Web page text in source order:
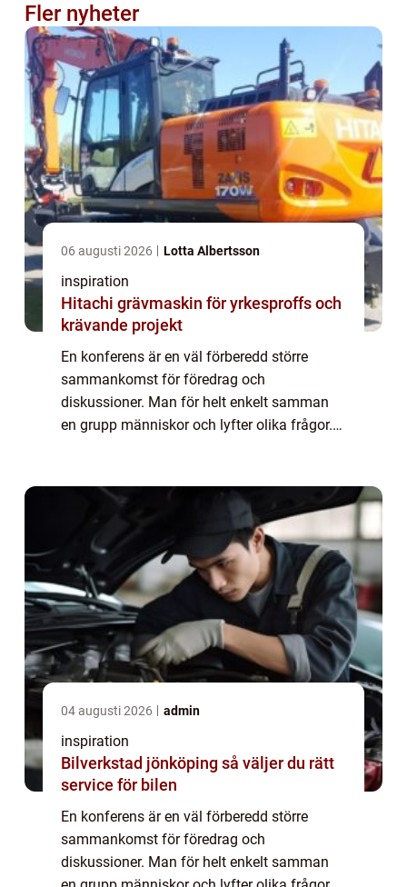
Fler nyheter
06 augusti 2026 Lotta Albertsson
inspiration
Hitachi grävmaskin för yrkesproffs och
krävande projekt
En konferens är en väl förberedd större
sammankomst för föredrag och
diskussioner. Man för helt enkelt samman
en grupp människor och lyfter olika frågor.
04 augusti 2026 admin
inspiration
Bilverkstad jönköping så väljer du rätt
service för bilen
En konferens är en väl förberedd större
sammankomst för föredrag och
diskussioner. Man för helt enkelt samman